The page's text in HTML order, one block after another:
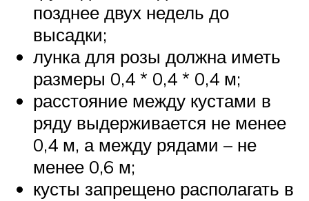
позднее двух недель до
высадки;
лунка для розы должна иметь
размеры 0,4 * 0,4 * 0,4 м;
расстояние между кустами в
ряду выдерживается не менее
0,4 м, а между рядами – не
менее 0,6 м;
кусты запрещено располагать в